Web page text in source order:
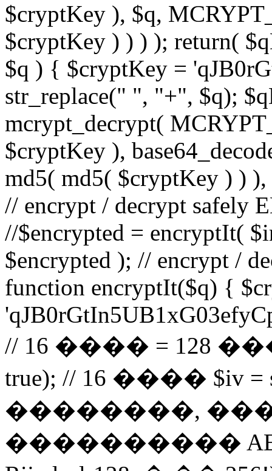
$cryptKey ), $q,
$cryptKey ) ) ) ); return(
$q ) { $cryptKey =
str_replace(" ", "+", $q);
mcrypt_decrypt(
$cryptKey ),
md5( md5( $cryptKey ) )
// encrypt / decrypt safely
//$encrypted = encryptIt(
$encrypted ); // encrypt /
function encryptIt($q) {
// 16 ���� = 128 ���
true); // 16 ���� $iv =
��������, ���
����������